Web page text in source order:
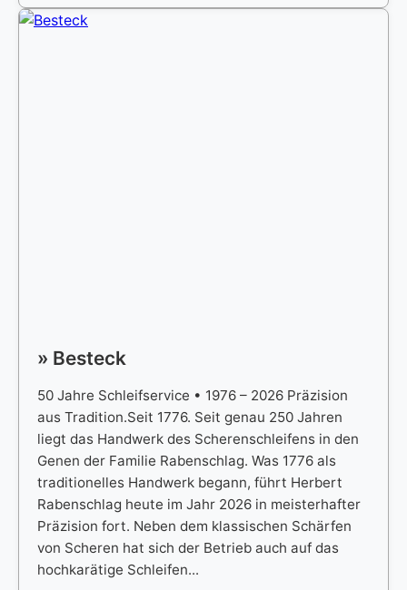
» Besteck
50 Jahre Schleifservice • 1976 – 2026 Präzision
aus Tradition.Seit 1776. Seit genau 250 Jahren
liegt das Handwerk des Scherenschleifens in den
Genen der Familie Rabenschlag. Was 1776 als
traditionelles Handwerk begann, führt Herbert
Rabenschlag heute im Jahr 2026 in meisterhafter
Präzision fort. Neben dem klassischen Schärfen
von Scheren hat sich der Betrieb auch auf das
hochkarätige Schleifen...